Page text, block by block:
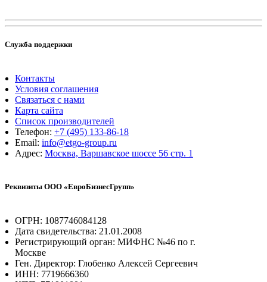
Служба поддержки
Контакты
Условия соглашения
Связаться с нами
Карта сайта
Список производителей
Телефон: +7 (495) 133-86-18
Email: info@etgo-group.ru
Адрес: Москва, Варшавское шоссе 56 стр. 1
Реквизиты ООО «ЕвроБизнесГрупп»
ОГРН: 1087746084128
Дата свидетельства: 21.01.2008
Регистрирующий орган: МИФНС №46 по г.
Москве
Ген. Директор: Глобенко Алексей Сергеевич
ИНН: 7719666360